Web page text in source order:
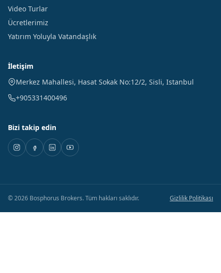
Video Turlar
Ücretlerimiz
Yatırım Yoluyla Vatandaşlık
İletişim
Merkez Mahallesi, Hasat Sokak No:12/2, Sisli, Istanbul
+905331400496
Bizi takip edin
©2026 Bosphorus Brokers.Tüm hakları saklıdır. Gizlilik Politikası